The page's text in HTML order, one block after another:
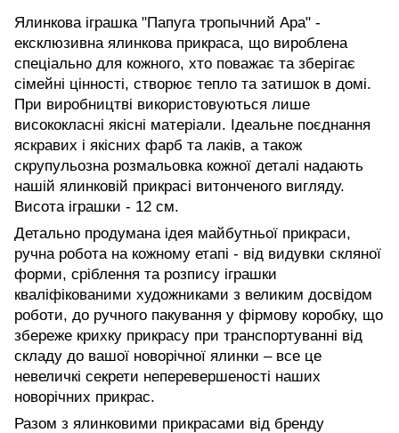
Ялинкова іграшка "Папуга тропычний Ара" -
ексклюзивна ялинкова прикраса, що вироблена
спеціально для кожного, хто поважає та зберігає
сімейні цінності, створює тепло та затишок в домі.
При виробництві використовуються лише
висококласні якісні матеріали. Ідеальне поєднання
яскравих і якісних фарб та лаків, а також
скрупульозна розмальовка кожної деталі надають
нашій ялинковій прикрасі витонченого вигляду.
Висота іграшки - 12 см.
Детально продумана ідея майбутньої прикраси,
ручна робота на кожному етапі - від видувки скляної
форми, сріблення та розпису іграшки
кваліфікованими художниками з великим досвідом
роботи, до ручного пакування у фірмову коробку, що
збереже крихку прикрасу при транспортуванні від
складу до вашої новорічної ялинки – все це
невеличкі секрети неперевершеності наших
новорічних прикрас.
Разом з ялинковими прикрасами від бренду